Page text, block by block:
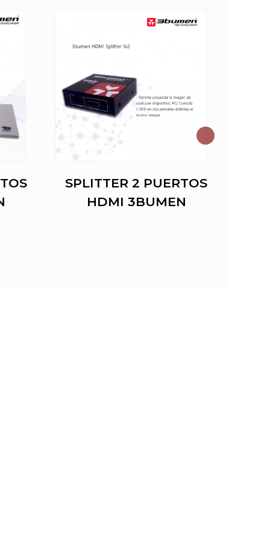
SPLITTER 2 PUERTOS
HDMI 3BUMEN